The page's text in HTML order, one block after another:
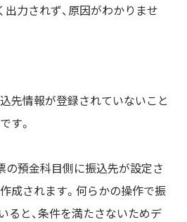
出力されず、原因がわかりませ
先情報が登録されていないこと
す。
の預金科目側に振込先が設定さ
成されます。何らかの操作で振
ると、条件を満たさないためデ